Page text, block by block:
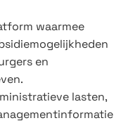
waarmee
en
lasten,